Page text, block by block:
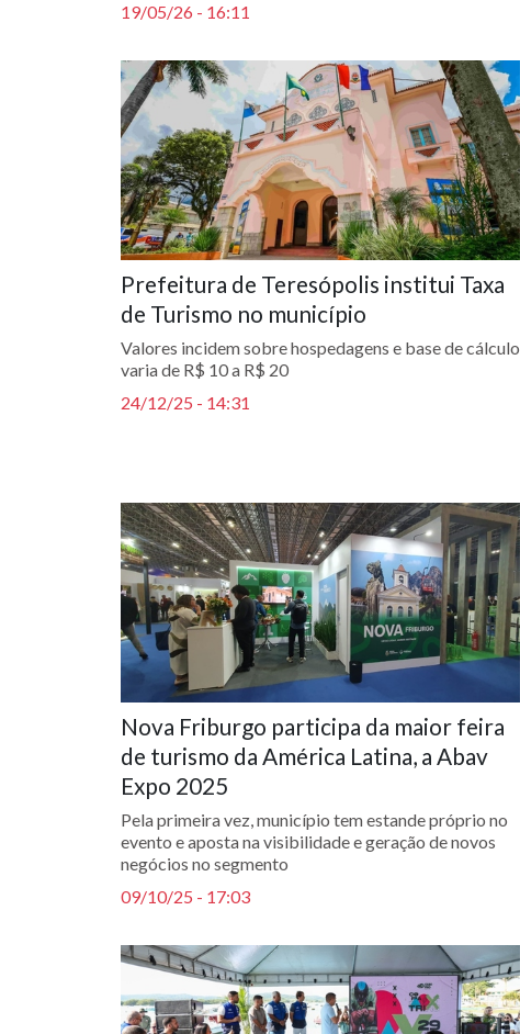
19/05/26 - 16:11
Prefeitura de Teresópolis institui Taxa
de Turismo no município
Valores incidem sobre hospedagens e base de cálculo
varia de R$ 10 a R$ 20
24/12/25 - 14:31
Nova Friburgo participa da maior feira
de turismo da América Latina, a Abav
Expo 2025
Pela primeira vez, município tem estande próprio no
evento e aposta na visibilidade e geração de novos
negócios no segmento
09/10/25 - 17:03